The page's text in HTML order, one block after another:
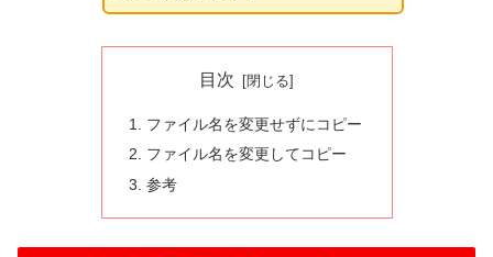
目次
ファイル名を変更せずにコピー
ファイル名を変更してコピー
参考